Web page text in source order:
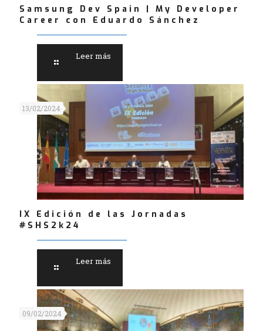
Samsung Dev Spain | My Developer
Career con Eduardo Sánchez
Leer más
13/02/2024
IX Edición de las Jornadas
#SHS2k24
Leer más
09/02/2024